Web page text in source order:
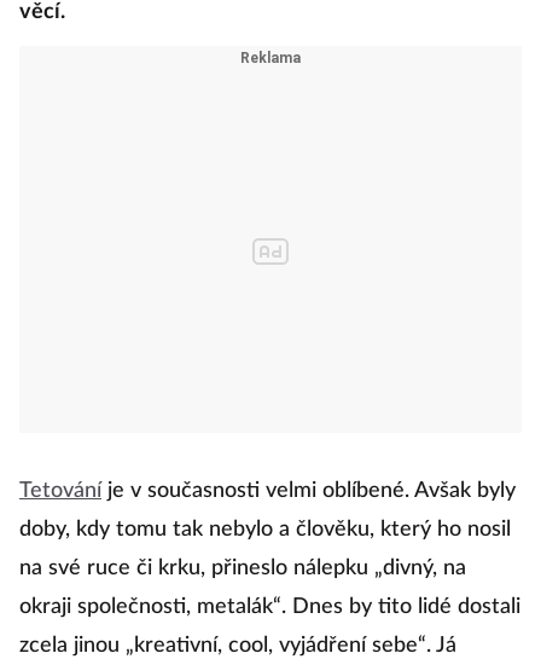
věcí.
Tetování je v současnosti velmi oblíbené. Avšak byly
doby, kdy tomu tak nebylo a člověku, který ho nosil
na své ruce či krku, přineslo nálepku „divný, na
okraji společnosti, metalák“. Dnes by tito lidé dostali
zcela jinou „kreativní, cool, vyjádření sebe“. Já